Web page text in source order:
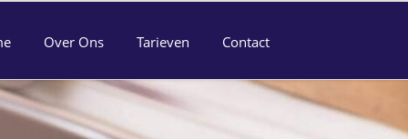
Over Ons Tarieven Contact